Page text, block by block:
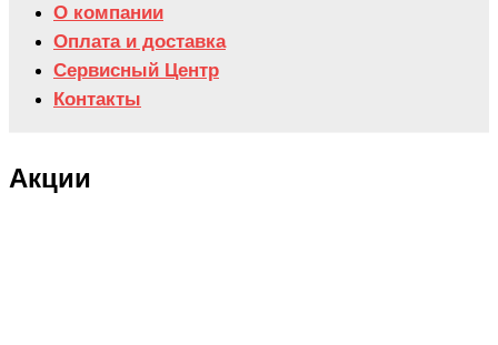
О компании
Оплата и доставка
Сервисный Центр
Контакты
Акции